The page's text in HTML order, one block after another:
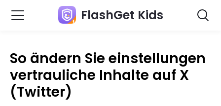
FlashGet Kids
So ändern Sie einstellungen
vertrauliche Inhalte auf X
(Twitter)